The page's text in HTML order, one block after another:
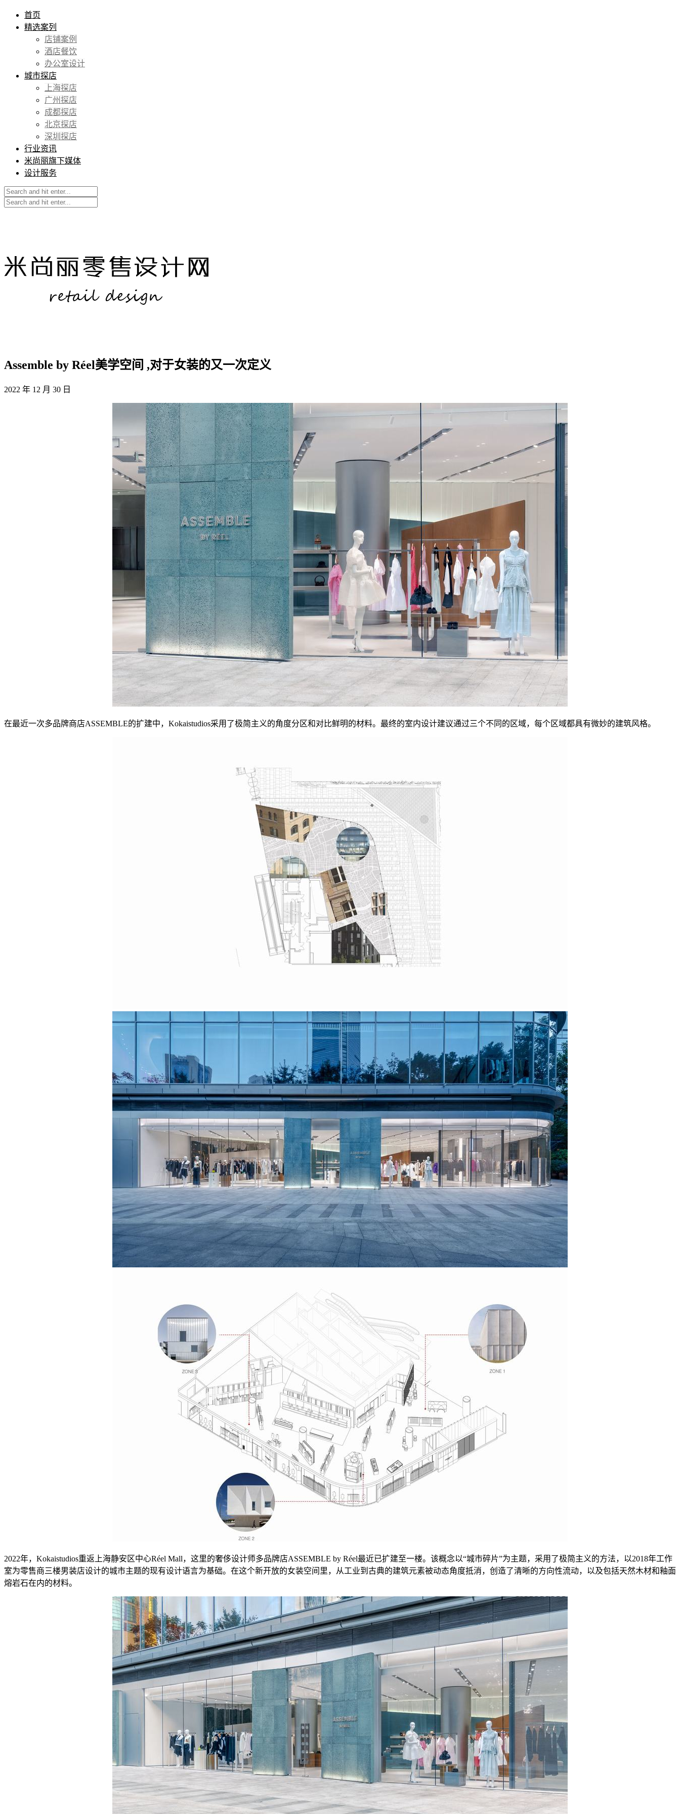
首页
精选案列
店铺案例
酒店餐饮
办公室设计
城市探店
上海探店
广州探店
成都探店
北京探店
深圳探店
行业资讯
米尚丽旗下媒体
设计服务
Assemble by Réel美学空间 ,对于女装的又一次定义
2022 年 12 月 30 日
在最近一次多品牌商店ASSEMBLE的扩建中，Kokaistudios采用了极简主义的角度分区和对比鲜明的材料。最终的室内设计建议通过三个不同的区域，每个区域都具有微妙的建筑风格。
2022年，Kokaistudios重返上海静安区中心Réel Mall，这里的奢侈设计师多品牌店ASSEMBLE by Réel最近已扩建至一楼。该概念以“城市碎片”为主题，采用了极简主义的方法，以2018年工作
室为零售商三楼男装店设计的城市主题的现有设计语言为基础。在这个新开放的女装空间里，从工业到古典的建筑元素被动态角度抵消，创造了清晰的方向性流动，以及包括天然木材和釉面
熔岩石在内的材料。